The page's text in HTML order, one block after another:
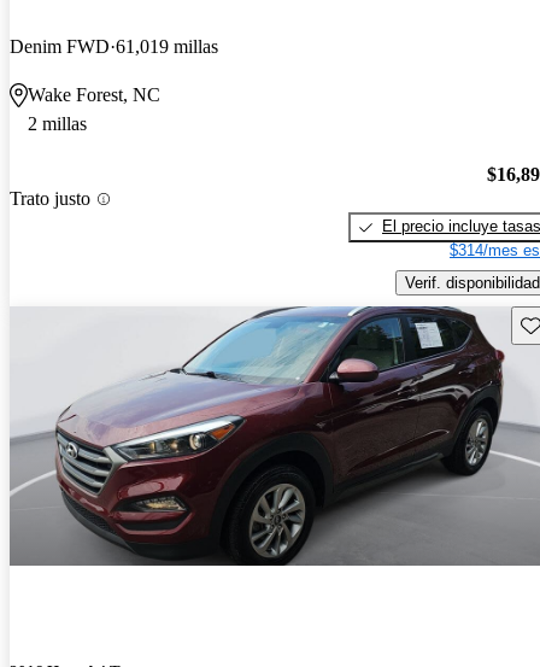
Denim FWD 61,019 millas
Wake Forest, NC
2 millas
Trato justo
El precio incluye tasas
$314/mes
Verif. disponibilidad